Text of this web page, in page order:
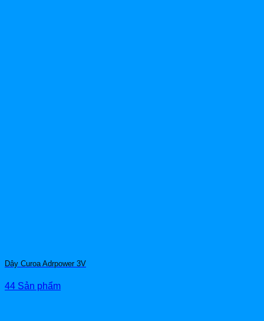
Dây Curoa Adrpower 3V
44 Sản phẩm